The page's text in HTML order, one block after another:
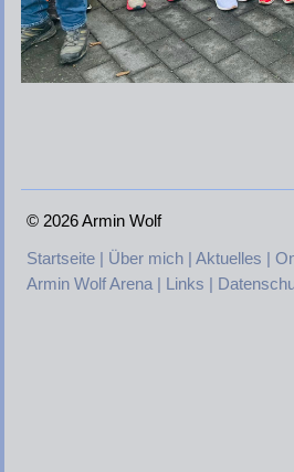
© 2026 Armin Wolf
Startseite | Über mich | Aktuelles |
Armin Wolf Arena | Links |